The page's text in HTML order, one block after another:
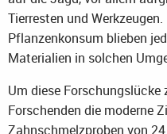
Tierresten und
Pflanzenkonsum blieben
Materialien in solchen
Um diese Forschungslücke
Forschenden die moderne
Zahnschmelzproben von